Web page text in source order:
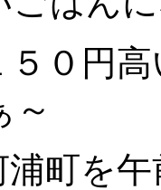
５０円
～
浦町を